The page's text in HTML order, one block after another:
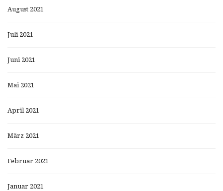
August 2021
Juli 2021
Juni 2021
Mai 2021
April 2021
März 2021
Februar 2021
Januar 2021